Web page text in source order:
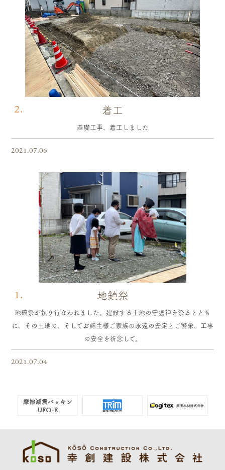
2. 着工
基礎工事、着工しました
2021.07.06
1. 地鎮祭
地鎮祭が執り行なわれました。建設する土地の守護神を祭るととも
に、その土地の、そしてお施主様ご家族の永遠の安定とご繁栄、工事
の安全を祈念して。
2021.07.04